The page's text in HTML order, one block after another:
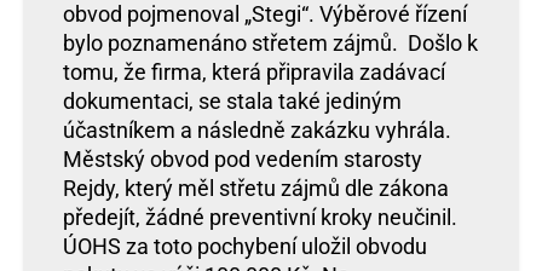
obvod pojmenoval „Stegi“. Výběrové řízení
bylo poznamenáno střetem zájmů. Došlo k
tomu, že firma, která připravila zadávací
dokumentaci, se stala také jediným
účastníkem a následně zakázku vyhrála.
Městský obvod pod vedením starosty
Rejdy, který měl střetu zájmů dle zákona
předejít, žádné preventivní kroky neučinil.
ÚOHS za toto pochybení uložil obvodu